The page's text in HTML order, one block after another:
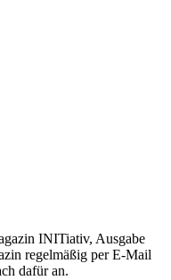
INITiativ, Ausgabe
regelmäßig per E-Mail
dafür an.